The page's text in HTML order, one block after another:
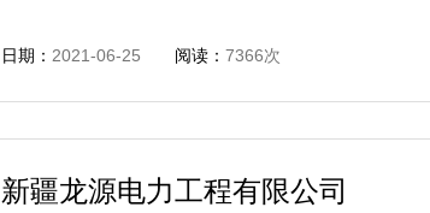
日期： 2021-06-25 阅读： 7366次
新疆龙源电力工程有限公司